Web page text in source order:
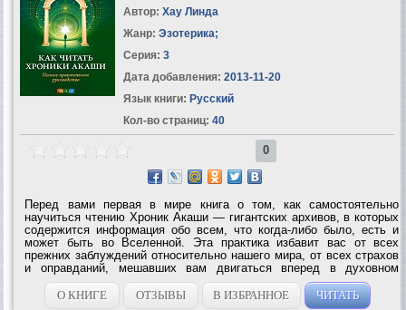
Автор: Хау Линда
Жанр: Эзотерика;
Серия: 3
Дата добавления: 2013-11-20
Язык книги: Русский
Кол-во страниц: 40
0
Перед вами первая в мире книга о том, как самостоятельно
научиться чтению Хроник Акаши — гигантских архивов, в которых
содержится информация обо всем, что когда-либо было, есть и
может быть во Вселенной. Эта практика избавит вас от всех
прежних заблуждений относительно нашего мира, от всех страхов
и оправданий, мешавших вам двигаться вперед в духовном
развитии. Поскольку Хроники Акаши — это не физическое место,
а один из уровней...
О КНИГЕ ОТЗЫВЫ В ИЗБРАННОЕ ЧИТАТЬ